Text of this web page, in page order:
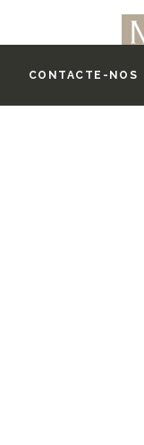
CONTACTE-NOS